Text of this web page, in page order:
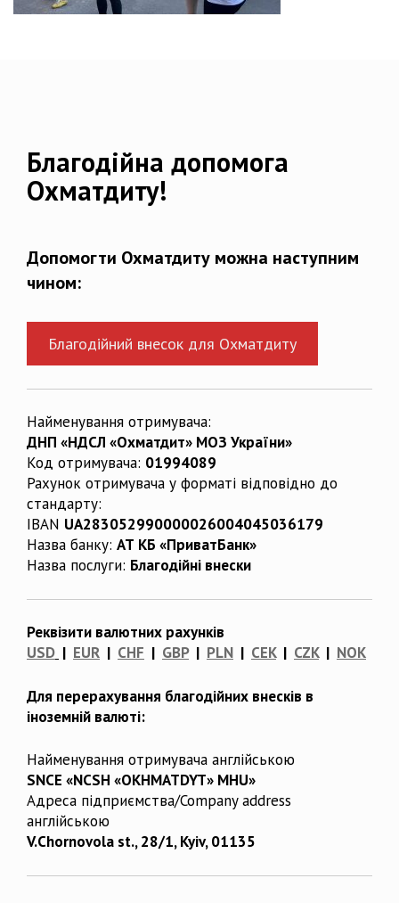
Благодійна допомога
Охматдиту!
Допомогти Охматдиту можна наступним
чином:
Благодійний внесок для Охматдиту
Найменування отримувача:
ДНП «НДСЛ «Охматдит» МОЗ України»
Код отримувача: 01994089
Рахунок отримувача у форматі відповідно до
стандарту:
IBAN UA283052990000026004045036179
Назва банку: АТ КБ «ПриватБанк»
Назва послуги: Благодійні внески
Реквізити валютних рахунків
USD | EUR | CHF | GBP| PLN | CEK| CZK| NOK
Для перерахування благодійних внесків в
іноземній валюті:
Найменування отримувача англійською
SNCE «NCSH «OKHMATDYT» MHU»
Адреса підприємства/Company address
англійською
V.Chornovola st., 28/1, Kyiv, 01135